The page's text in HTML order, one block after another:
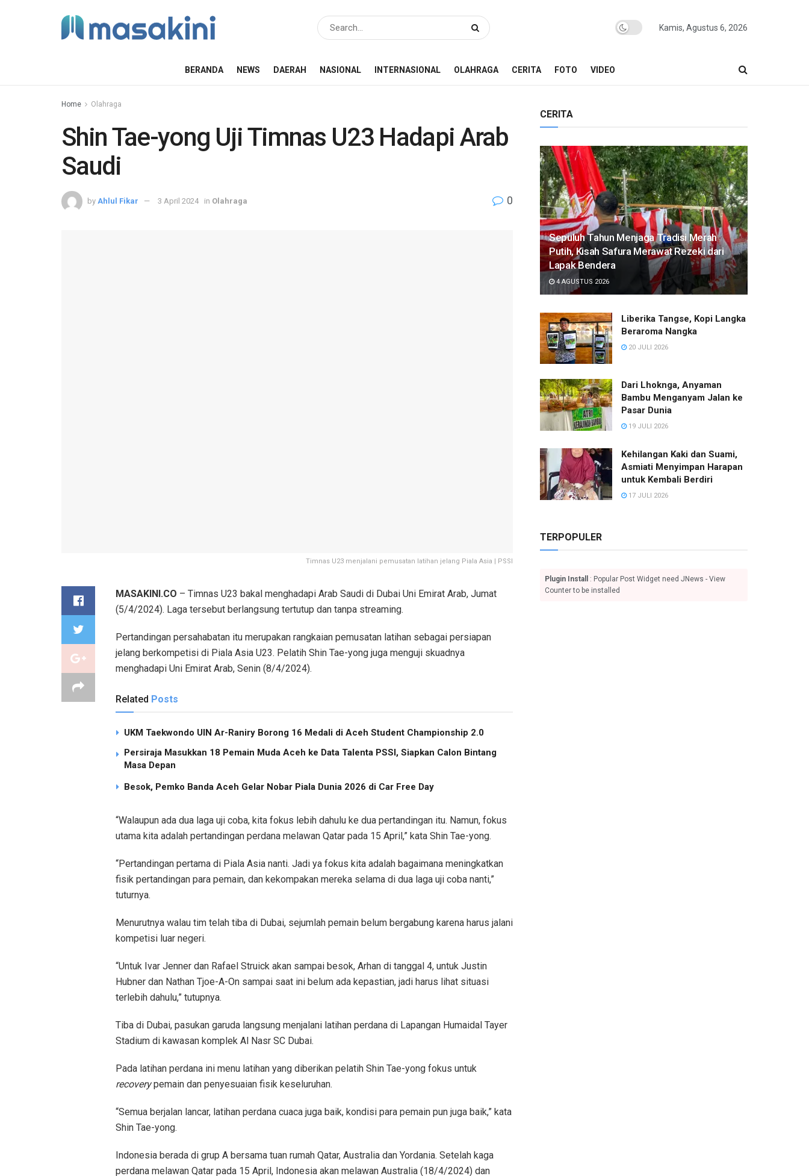
Kamis, Agustus 6, 2026
BERANDA NEWS DAERAH NASIONAL INTERNASIONAL OLAHRAGA CERITA FOTO VIDEO
Home Olahraga
Shin Tae-yong Uji Timnas U23 Hadapi Arab
Saudi
by Ahlul Fikar 3 April 2024 in Olahraga 0
Timnas U23 menjalani pemusatan latihan jelang Piala Asia | PSSI
MASAKINI.CO – Timnas U23 bakal menghadapi Arab Saudi di Dubai Uni Emirat Arab, Jumat
(5/4/2024). Laga tersebut berlangsung tertutup dan tanpa streaming.
Pertandingan persahabatan itu merupakan rangkaian pemusatan latihan sebagai persiapan
jelang berkompetisi di Piala Asia U23. Pelatih Shin Tae-yong juga menguji skuadnya
menghadapi Uni Emirat Arab, Senin (8/4/2024).
Related Posts
UKM Taekwondo UIN Ar-Raniry Borong 16 Medali di Aceh Student Championship 2.0
Persiraja Masukkan 18 Pemain Muda Aceh ke Data Talenta PSSI, Siapkan Calon Bintang
Masa Depan
Besok, Pemko Banda Aceh Gelar Nobar Piala Dunia 2026 di Car Free Day
“Walaupun ada dua laga uji coba, kita fokus lebih dahulu ke dua pertandingan itu. Namun, fokus
utama kita adalah pertandingan perdana melawan Qatar pada 15 April,” kata Shin Tae-yong.
“Pertandingan pertama di Piala Asia nanti. Jadi ya fokus kita adalah bagaimana meningkatkan
fisik pertandingan para pemain, dan kekompakan mereka selama di dua laga uji coba nanti,”
tuturnya.
Menurutnya walau tim telah tiba di Dubai, sejumlah pemain belum bergabung karena harus jalani
kompetisi luar negeri.
“Untuk Ivar Jenner dan Rafael Struick akan sampai besok, Arhan di tanggal 4, untuk Justin
Hubner dan Nathan Tjoe-A-On sampai saat ini belum ada kepastian, jadi harus lihat situasi
terlebih dahulu,” tutupnya.
Tiba di Dubai, pasukan garuda langsung menjalani latihan perdana di Lapangan Humaidal Tayer
Stadium di kawasan komplek Al Nasr SC Dubai.
Pada latihan perdana ini menu latihan yang diberikan pelatih Shin Tae-yong fokus untuk
recoverypemain dan penyesuaian fisik keseluruhan.
“Semua berjalan lancar, latihan perdana cuaca juga baik, kondisi para pemain pun juga baik,” kata
Shin Tae-yong.
Indonesia berada di grup A bersama tuan rumah Qatar, Australia dan Yordania. Setelah kaga
perdana melawan Qatar pada 15 April, Indonesia akan melawan Australia (18/4/2024) dan
CERITA
Sepuluh Tahun Menjaga Tradisi Merah
Putih, Kisah Safura Merawat Rezeki dari
Lapak Bendera
4 AGUSTUS 2026
Liberika Tangse, Kopi Langka
Beraroma Nangka
20 JULI 2026
Dari Lhoknga, Anyaman
Bambu Menganyam Jalan ke
Pasar Dunia
19 JULI 2026
Kehilangan Kaki dan Suami,
Asmiati Menyimpan Harapan
untuk Kembali Berdiri
17 JULI 2026
TERPOPULER
Plugin Install
: Popular Post Widget need JNews - View
Counter to be installed